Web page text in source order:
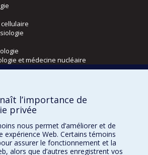
et médecine nucléaire
de l’activité physique
l’importance de
privée
nous permet d’améliorer et de
expérience Web. Certains témoins
assurer le fonctionnement et la
alors que d’autres enregistrent vos